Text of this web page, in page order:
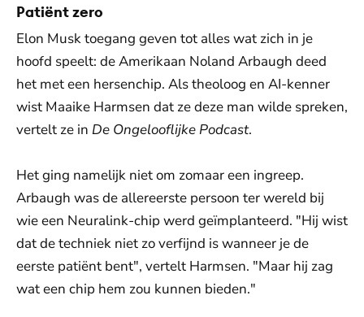
Patiënt zero
Elon Musk toegang geven tot alles wat zich in je
hoofd speelt: de Amerikaan Noland Arbaugh deed
het met een hersenchip. Als theoloog en AI-kenner
wist Maaike Harmsen dat ze deze man wilde spreken,
vertelt ze in De Ongelooflijke Podcast.
Het ging namelijk niet om zomaar een ingreep.
Arbaugh was de allereerste persoon ter wereld bij
wie een Neuralink-chip werd geïmplanteerd. "Hij wist
dat de techniek niet zo verfijnd is wanneer je de
eerste patiënt bent", vertelt Harmsen. "Maar hij zag
wat een chip hem zou kunnen bieden."